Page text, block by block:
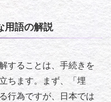
用語の解説
することは、手続きを
ちます。まず、「埋
行為ですが、日本では